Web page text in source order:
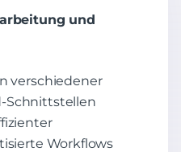
und
verschiedener
Schnittstellen
Workflows